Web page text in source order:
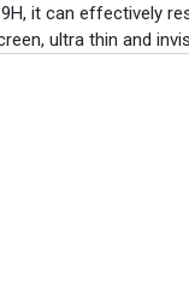
it can effectively
ultra thin and